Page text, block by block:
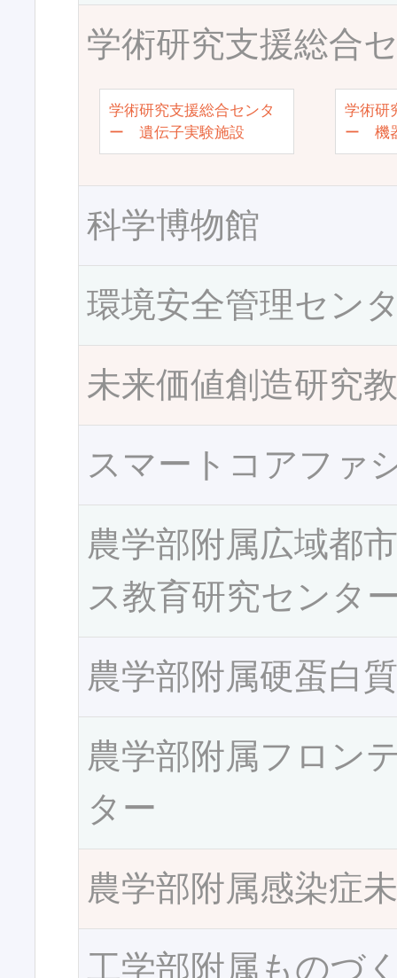
学術研究支援総合
学術研究支援総合センタ
ー 遺伝子実験施設
学術研
ー 機
科学博物館
環境安全管理セン
未来価値創造研究
スマートコアファ
農学部附属広域都
ス教育研究センタ
農学部附属硬蛋白
農学部附属フロン
ター
農学部附属感染症
工学部附属ものづ